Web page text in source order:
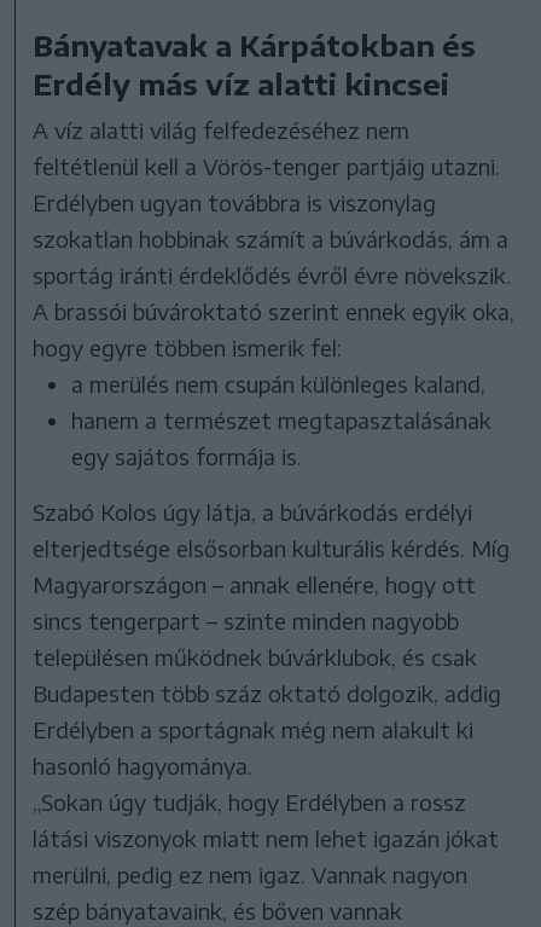
Bányatavak a Kárpátokban és
Erdély más víz alatti kincsei
A víz alatti világ felfedezéséhez nem
feltétlenül kell a Vörös-tenger partjáig utazni.
Erdélyben ugyan továbbra is viszonylag
szokatlan hobbinak számít a búvárkodás, ám a
sportág iránti érdeklődés évről évre növekszik.
A brassói búvároktató szerint ennek egyik oka,
hogy egyre többen ismerik fel:
a merülés nem csupán különleges kaland,
hanem a természet megtapasztalásának
egy sajátos formája is.
Szabó Kolos úgy látja, a búvárkodás erdélyi
elterjedtsége elsősorban kulturális kérdés. Míg
Magyarországon – annak ellenére, hogy ott
sincs tengerpart – szinte minden nagyobb
településen működnek búvárklubok, és csak
Budapesten több száz oktató dolgozik, addig
Erdélyben a sportágnak még nem alakult ki
hasonló hagyománya.
„Sokan úgy tudják, hogy Erdélyben a rossz
látási viszonyok miatt nem lehet igazán jókat
merülni, pedig ez nem igaz. Vannak nagyon
szép bányatavaink, és bőven vannak